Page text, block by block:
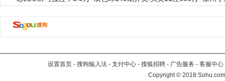
设置首页 - 搜狗输入法 - 支付中心 - 搜狐招聘 - 广告服务 - 客服中心
Copyright©2018